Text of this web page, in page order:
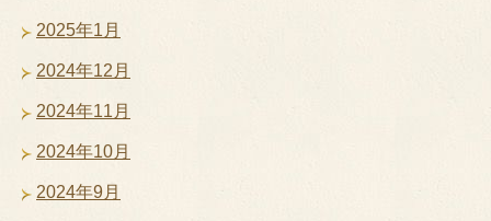
2025年1月
2024年12月
2024年11月
2024年10月
2024年9月